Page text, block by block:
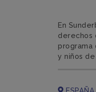
En
derechos
programa
y niños de